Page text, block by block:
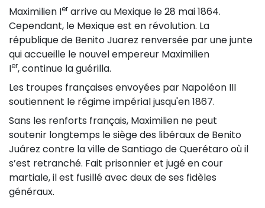
Maximilien Ier arrive au Mexique le 28 mai 1864.
Cependant, le Mexique est en révolution. La
république de Benito Juarez renversée par une junte
qui accueille le nouvel empereur Maximilien
Ier, continue la guérilla.
Les troupes françaises envoyées par Napoléon III
soutiennent le régime impérial jusqu'en 1867.
Sans les renforts français, Maximilien ne peut
soutenir longtemps le siège des libéraux de Benito
Juárez contre la ville de Santiago de Querétaro où il
s’est retranché. Fait prisonnier et jugé en cour
martiale, il est fusillé avec deux de ses fidèles
généraux.